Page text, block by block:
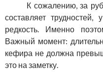
К сожалению, за
составляет
редкость. Именно
Важный момент:
кефира не должна
это на заметку.